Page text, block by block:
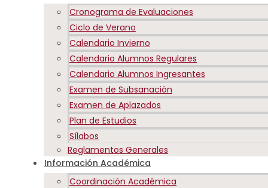
Cronograma de Evaluaciones
Ciclo de Verano
Calendario Invierno
Calendario Alumnos Regulares
Calendario Alumnos Ingresantes
Examen de Subsanación
Examen de Aplazados
Plan de Estudios
Sílabos
Reglamentos Generales
Información Académica
Coordinación Académica